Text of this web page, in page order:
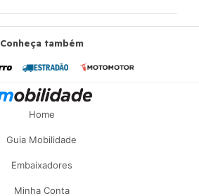
Conheça também
Home
Guia Mobilidade
Embaixadores
Minha Conta